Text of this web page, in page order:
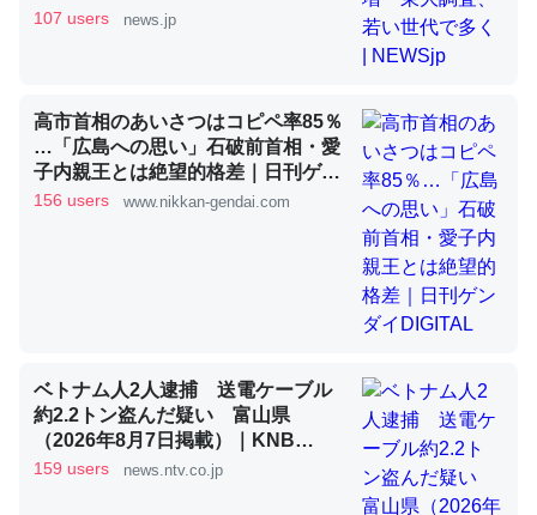
利だから両方が拮抗してるのでは」とあって面白い。海に
いる鋏角類（カブトガニ・ウミグモ）はカルシウムを使わ
ずキチンを強化してる筈だが、酵素が違うのか？
─ニュース :: 【研究発表】昆虫学の大問題＝「昆虫はなぜ海にいな
類は苦労してるんだな…。腹足類だと殻を無くしてナメク
ジになったり努力してるし。
─ニュース :: 【研究発表】昆虫学の大問題＝「昆虫はなぜ海にいな
107 users news.jp
高市首相のあいさつはコピペ率85％
…「広島への思い」石破前首相・愛
子内親王とは絶望的格差｜日刊ゲン
ダイDIGITAL
156 users www.nikkan-gendai.com
ベトナム人2人逮捕 送電ケーブル
約2.2トン盗んだ疑い 富山県
（2026年8月7日掲載）｜KNB
NEWS NNN
159 users news.ntv.co.jp